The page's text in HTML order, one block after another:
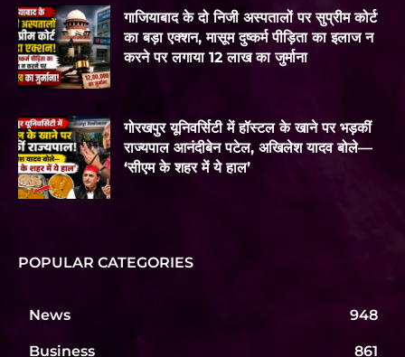
गाजियाबाद के दो निजी अस्पतालों पर सुप्रीम कोर्ट
का बड़ा एक्शन, मासूम दुष्कर्म पीड़िता का इलाज न
करने पर लगाया 12 लाख का जुर्माना
गोरखपुर यूनिवर्सिटी में हॉस्टल के खाने पर भड़कीं
राज्यपाल आनंदीबेन पटेल, अखिलेश यादव बोले—
‘सीएम के शहर में ये हाल’
POPULAR CATEGORIES
News 948
Business 861